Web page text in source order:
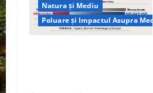
t
Natura și Mediu
Poluare și Impactul Asupra